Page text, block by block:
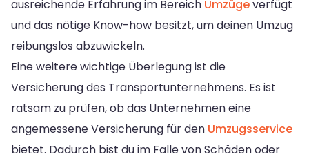
ausreichende Erfahrung im Bereich Umzügeverfügt
und das nötige Know-how besitzt, um deinen Umzug
reibungslos abzuwickeln.
Eine weitere wichtige Überlegung ist die
Versicherung des Transportunternehmens. Es ist
ratsam zu prüfen, ob das Unternehmen eine
angemessene Versicherung für den Umzugsservice
bietet. Dadurch bist du im Falle von Schäden oder